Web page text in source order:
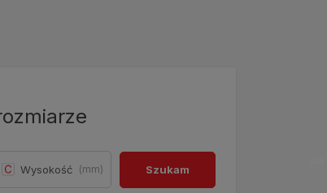
(mm) Szukam